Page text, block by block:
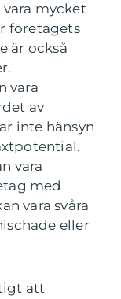
mycket
företagets
är också
vara
av
inte hänsyn
vara
med
vara svåra
eller
att